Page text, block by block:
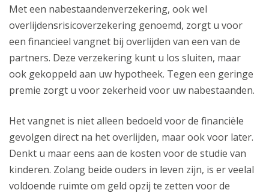
Met een nabestaandenverzekering, ook wel
overlijdensrisicoverzekering genoemd, zorgt u voor
een financieel vangnet bij overlijden van een van de
partners. Deze verzekering kunt u los sluiten, maar
ook gekoppeld aan uw hypotheek. Tegen een geringe
premie zorgt u voor zekerheid voor uw nabestaanden.
Het vangnet is niet alleen bedoeld voor de financiële
gevolgen direct na het overlijden, maar ook voor later.
Denkt u maar eens aan de kosten voor de studie van
kinderen. Zolang beide ouders in leven zijn, is er veelal
voldoende ruimte om geld opzij te zetten voor de